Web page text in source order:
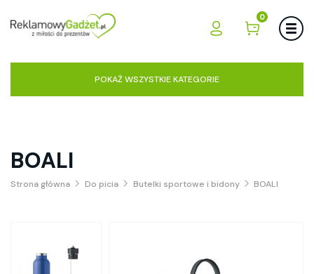
0
POKAŻ WSZYSTKIE KATEGORIE
BOALI
Strona główna Do picia Butelki sportowe i bidony BOALI